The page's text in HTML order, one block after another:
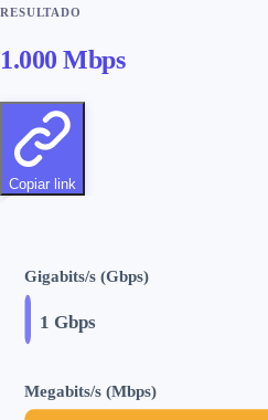
RESULTADO
1.000 Mbps
Copiar link
Gigabits/s (Gbps)
1 Gbps
Megabits/s (Mbps)